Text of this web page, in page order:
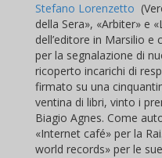
Stefano Lorenzetto
della Sera», «Arbiter» e
dell’editore in Marsilio e
per la segnalazione di
ricoperto incarichi di
firmato su una
ventina di libri, vinto i
Biagio Agnes. Come
«Internet café» per la
world records» per le